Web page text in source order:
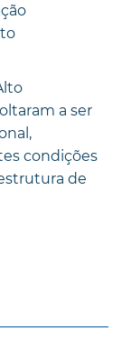
a ser
condições
de